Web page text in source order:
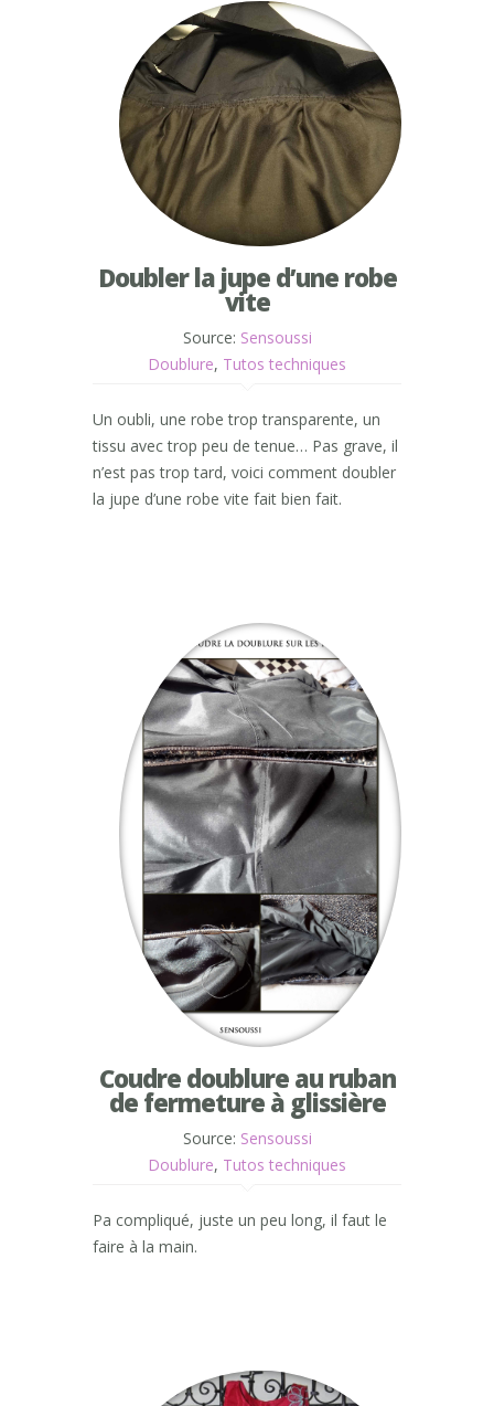
Doubler la jupe d’une robe
vite
Source: Sensoussi
Doublure, Tutos techniques
Un oubli, une robe trop transparente, un
tissu avec trop peu de tenue… Pas grave, il
n’est pas trop tard, voici comment doubler
la jupe d’une robe vite fait bien fait.
Coudre doublure au ruban
de fermeture à glissière
Source: Sensoussi
Doublure, Tutos techniques
Pa compliqué, juste un peu long, il faut le
faire à la main.